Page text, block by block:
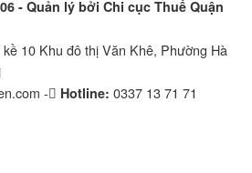
- Quản lý bởi Chi cục Thuế Quận
10 Khu đô thị Văn Khê, Phường Hà
- Hotline: 0337 13 71 71